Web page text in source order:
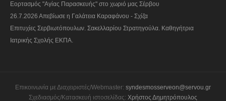
Εορτασμός "Αγίας Παρασκευής" στο χωριό μας Σέρβου
26.7.2026 Απεβίωσε η Γαλάτεια Καραφάνου - Σχίζα
Επιτυχίες Σερβιωτόπουλων. Σακελλαρίου Στρατηγούλα. Καθηγήτρια
Ιατρικής Σχολής ΕΚΠΑ.
Επικοινωνία με Διαχειριστές/Webmaster: syndesmosserveon@servou.gr
Σχεδιασμός/Κατασκευή ιστοσελίδας: Χρήστος Δημητρόπουλος